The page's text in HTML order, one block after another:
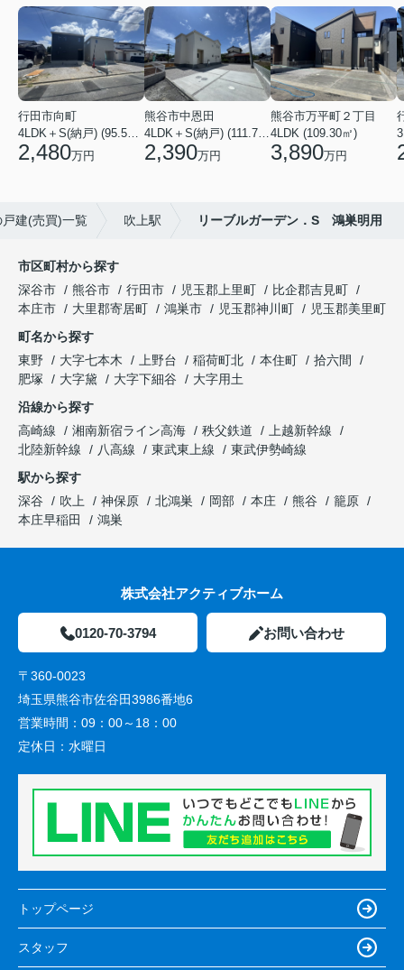
行田市向町
4LDK＋S(納戸) (95.58㎡)
2,480万円
熊谷市中恩田
4LDK＋S(納戸) (111.78㎡)
2,390万円
熊谷市万平町２丁目
4LDK (109.30㎡)
3,890万円
建(売買)一覧 吹上駅 リーブルガーデン．S 鴻巣明用
市区町村から探す
深谷市
熊谷市 行田市 児玉郡上里町
比企郡吉見町
本庄市
大里郡寄居町 鴻巣市 児玉郡神川町
児玉郡美里町
町名から探す
東野
大字七本木 上野台 稲荷町北 本住町
拾六間
肥塚
大字黛 大字下細谷
大字用土
沿線から探す
高崎線
湘南新宿ライン高海 秩父鉄道
上越新幹線
北陸新幹線
八高線 東武東上線
東武伊勢崎線
駅から探す
深谷
吹上 神保原 北鴻巣 岡部 本庄 熊谷
籠原
本庄早稲田
鴻巣
株式会社アクティブホーム
0120-70-3794 お問い合わせ
〒360-0023
埼玉県熊谷市佐谷田3986番地6
営業時間： 09：00～18：00
定休日： 水曜日
トップページ
スタッフ